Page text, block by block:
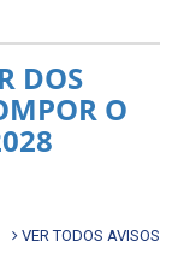
DOS
O
VER TODOS AVISOS